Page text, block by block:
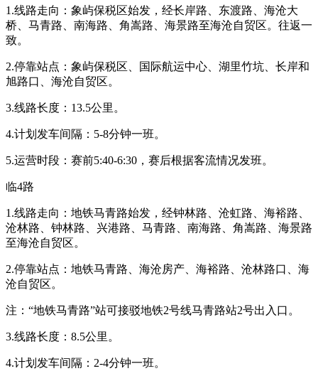
1.线路走向：象屿保税区始发，经长岸路、东渡路、海沧大
桥、马青路、南海路、角嵩路、海景路至海沧自贸区。往返一
致。
2.停靠站点：象屿保税区、国际航运中心、湖里竹坑、长岸和
旭路口、海沧自贸区。
3.线路长度：13.5公里。
4.计划发车间隔：5-8分钟一班。
5.运营时段：赛前5:40-6:30，赛后根据客流情况发班。
临4路
1.线路走向：地铁马青路始发，经钟林路、沧虹路、海裕路、
沧林路、钟林路、兴港路、马青路、南海路、角嵩路、海景路
至海沧自贸区。
2.停靠站点：地铁马青路、海沧房产、海裕路、沧林路口、海
沧自贸区。
注：“地铁马青路”站可接驳地铁2号线马青路站2号出入口。
3.线路长度：8.5公里。
4.计划发车间隔：2-4分钟一班。